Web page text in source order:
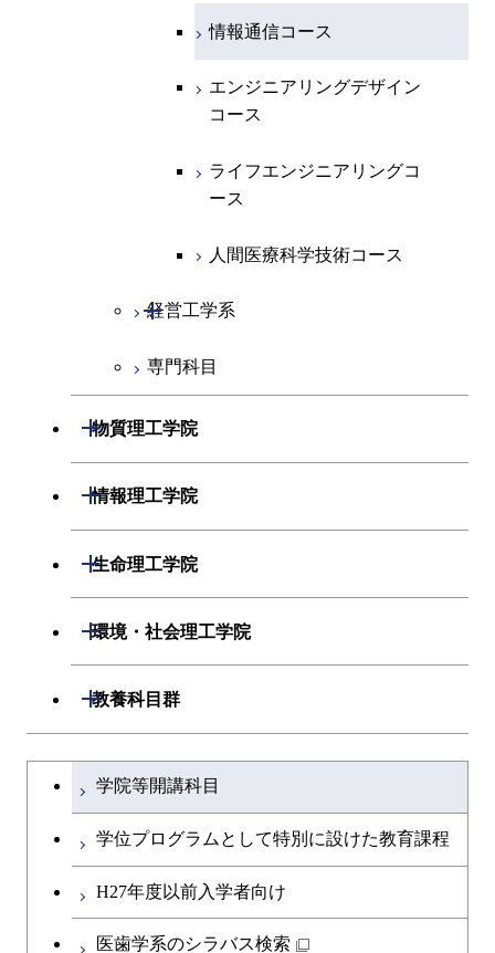
エネルギー・情報コース
物質・情報卓越コース
地球生命コース
エンジニアリングデザイン
ライフエンジニアリングコ
原子核工学コース
人間医療科学技術コース
エネルギーコース
エネルギー・情報コース
ース
情報通信コース
エンジニアリングデザイン
コース
ライフエンジニアリングコ
ース
人間医療科学技術コース
経営工学系
開閉
経営工学コース
専門科目
物質理工学院
開閉
材料系
開閉
エネルギーコース
原子核工学コース
人間医療科学技術コース
応用化学コース
ース
原子核工学コース
専門科目
情報理工学院
開閉
数理・計算科学系
開閉
知能情報コース
情報工学コース
知能情報コース
エネルギー・情報コース
人間医療科学技術コース
専門科目
生命理工学院
開閉
生命理工学系
開閉
ライフエンジニアリングコ
ース
物質・情報卓越コース
環境・社会理工学院
開閉
建築学系
開閉
コース
都市・環境学コース
コース
都市・環境学コース
開閉
エネルギーコース
社会・人間科学コース
イノベーション科学系
教養科目群
開閉
文系教養科目
英語科目
第二外国語科目
大学院課程を切り替える
学院等開講科目
学位プログラムとして特別に設けた教育課程
H27年度以前入学者向け
医歯学系のシラバス検索